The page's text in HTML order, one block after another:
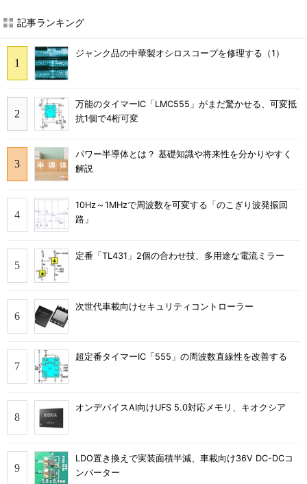
記事ランキング
ジャンク品の中華製オシロスコープを修理する（1）
万能のタイマーIC「LMC555」がまだ驚かせる、可変抵
抗1個で4桁可変
パワー半導体とは？ 基礎知識や将来性を分かりやすく
解説
10Hz～1MHzで周波数を可変する「のこぎり波発振回
路」
定番「TL431」2個の合わせ技、多用途な電流ミラー
次世代車載向けセキュリティコントローラー
超定番タイマーIC「555」の周波数直線性を改善する
オンデバイスAI向けUFS 5.0対応メモリ、キオクシア
LDO置き換えで実装面積半減、車載向け36V DC-DCコ
ンバーター